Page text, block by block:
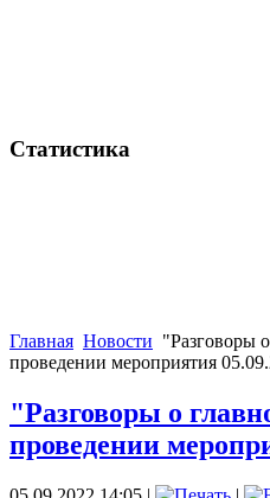
Статистика
Главная Новости "Разговоры
проведении мероприятия
"Разговоры о
проведении